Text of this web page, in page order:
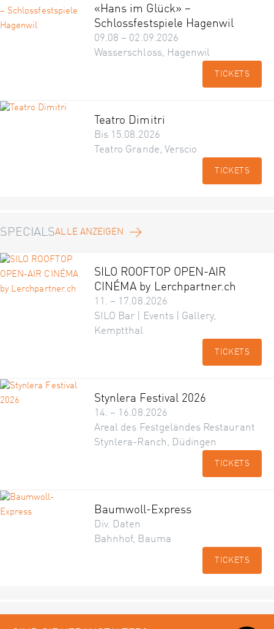
«Hans im Glück» –
Schlossfestspiele Hagenwil
09.08 – 02.09.2026
Wasserschloss, Hagenwil
TICKETS
Teatro Dimitri
Bis 15.08.2026
Teatro Grande, Verscio
TICKETS
SPECIALSALLE ANZEIGEN
SILO ROOFTOP OPEN-AIR
CINÉMA by Lerchpartner.ch
11. – 17.08.2026
SILO Bar | Events | Gallery,
Kemptthal
TICKETS
Stynlera Festival 2026
14. – 16.08.2026
Areal des Festgeländes Restaurant
Stynlera-Ranch, Düdingen
TICKETS
Baumwoll-Express
Div. Daten
Bahnhof, Bauma
TICKETS